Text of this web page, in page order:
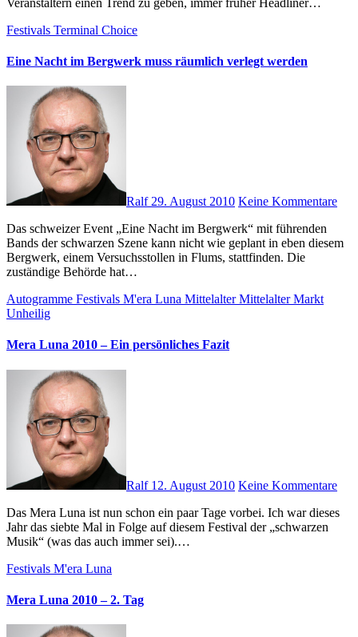
Festivals Terminal Choice
Eine Nacht im Bergwerk muss räumlich verlegt werden
Ralf 29. August 2010 Keine Kommentare
Das schweizer Event „Eine Nacht im Bergwerk“ mit führenden
Bands der schwarzen Szene kann nicht wie geplant in eben diesem
Bergwerk, einem Versuchsstollen in Flums, stattfinden. Die
zuständige Behörde hat…
Autogramme Festivals M'era Luna MittelalterMittelalter Markt
Unheilig
Mera Luna 2010 – Ein persönliches Fazit
Ralf 12. August 2010 Keine Kommentare
Das Mera Luna ist nun schon ein paar Tage vorbei. Ich war dieses
Jahr das siebte Mal in Folge auf diesem Festival der „schwarzen
Musik“ (was das auch immer sei).…
Festivals M'era Luna
Mera Luna 2010 – 2. Tag